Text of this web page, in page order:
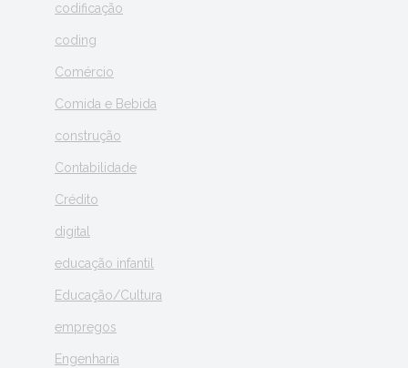
codificação
coding
Comércio
Comida e Bebida
construção
Contabilidade
Crédito
digital
educação infantil
Educação/Cultura
empregos
Engenharia